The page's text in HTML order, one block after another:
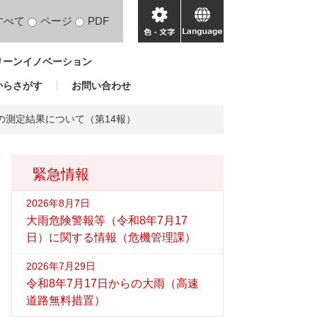
べて ページ PDF
色・
文
language
ンイノベーション
らさがす お問い合わせ
定結果について（第14報）
緊急情報
2026年8月7日
大雨危険警報等（令和8年7月17
日）に関する情報（危機管理課）
2026年7月29日
令和8年7月17日からの大雨（高速
道路無料措置）